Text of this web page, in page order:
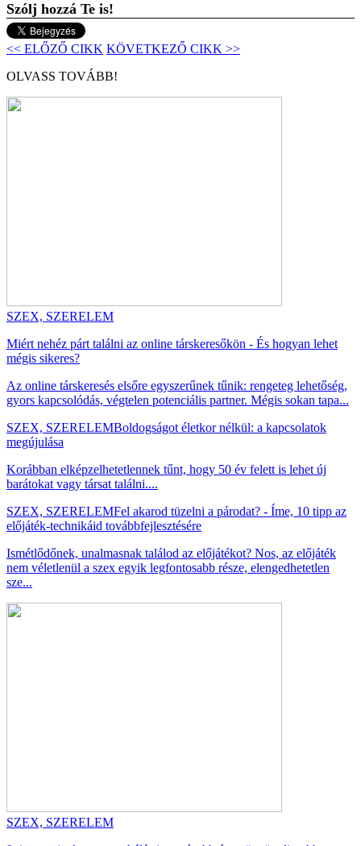
Szólj hozzá Te is!
<< ELŐZŐ CIKK KÖVETKEZŐ CIKK >>
OLVASS TOVÁBB!
SZEX, SZERELEM
Miért nehéz párt találni az online társkeresőkön - És hogyan lehet
mégis sikeres?
Az online társkeresés elsőre egyszerűnek tűnik: rengeteg lehetőség,
gyors kapcsolódás, végtelen potenciális partner. Mégis sokan tapa...
SZEX, SZERELEMBoldogságot életkor nélkül: a kapcsolatok
megújulása
Korábban elképzelhetetlennek tűnt, hogy 50 év felett is lehet új
barátokat vagy társat találni....
SZEX, SZERELEMFel akarod tüzelni a párodat? - Íme, 10 tipp az
előjáték-technikáid továbbfejlesztésére
Ismétlődőnek, unalmasnak találod az előjátékot? Nos, az előjáték
nem véletlenül a szex egyik legfontosabb része, elengedhetetlen
sze...
SZEX, SZERELEM